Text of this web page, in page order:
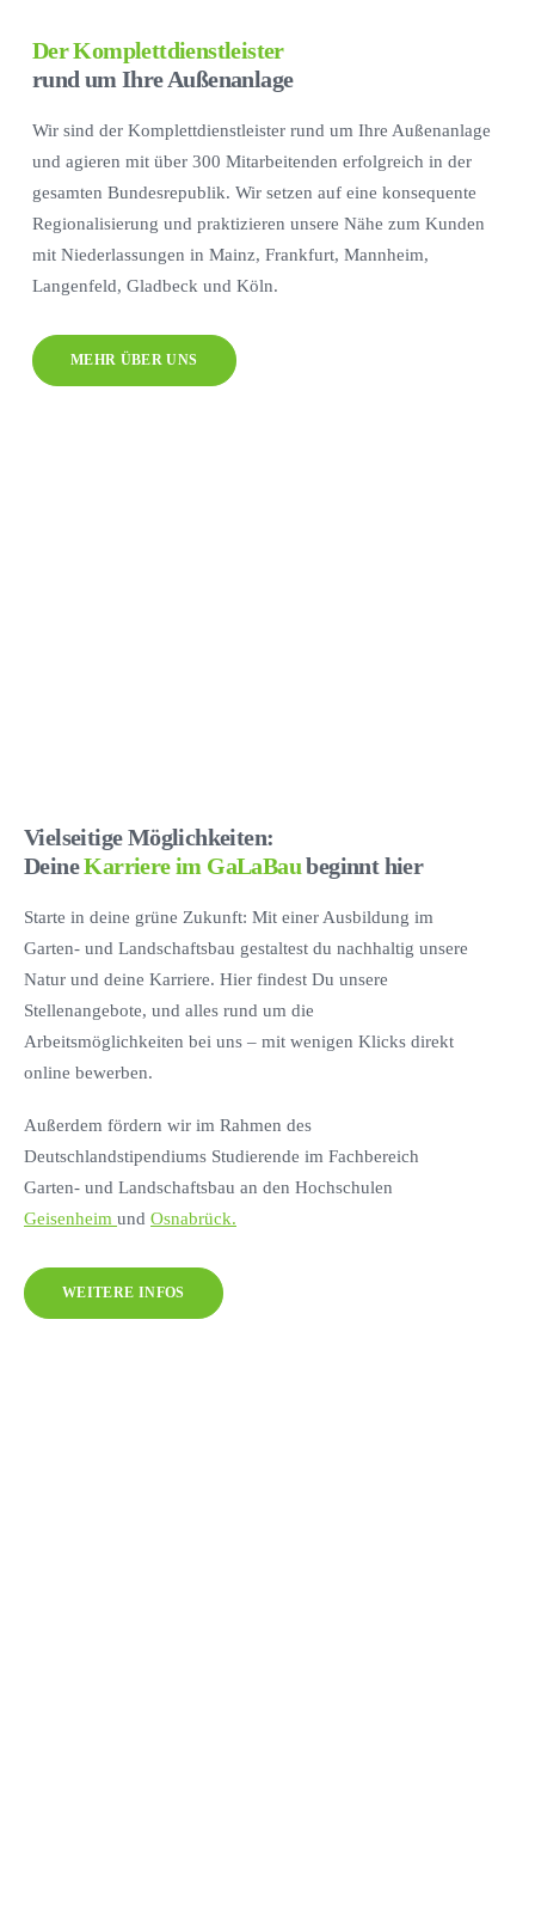
Der Komplettdienstleister
rund um Ihre Außenanlage
Wir sind der Komplettdienstleister rund um Ihre Außenanlage
und agieren mit über 300 Mitarbeitenden erfolgreich in der
gesamten Bundesrepublik. Wir setzen auf eine konsequente
Regionalisierung und praktizieren unsere Nähe zum Kunden
mit Niederlassungen in Mainz, Frankfurt, Mannheim,
Langenfeld, Gladbeck und Köln.
MEHR ÜBER UNS
Vielseitige Möglichkeiten:
DeineKarriere im GaLaBaubeginnt hier
Starte in deine grüne Zukunft: Mit einer Ausbildung im
Garten- und Landschaftsbau gestaltest du nachhaltig unsere
Natur und deine Karriere. Hier findest Du unsere
Stellenangebote, und alles rund um die
Arbeitsmöglichkeiten bei uns – mit wenigen Klicks direkt
online bewerben.
Außerdem fördern wir im Rahmen des
Deutschlandstipendiums Studierende im Fachbereich
Garten- und Landschaftsbau an den Hochschulen
Geisenheim und Osnabrück.
WEITERE INFOS